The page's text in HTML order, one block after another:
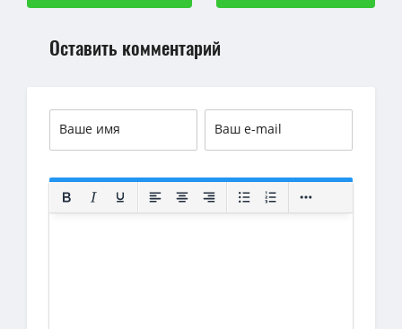
Оставить комментарий